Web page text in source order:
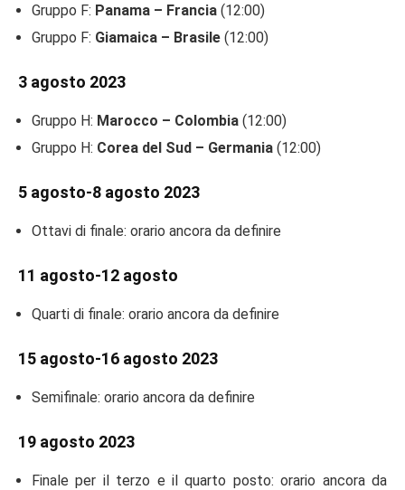
Gruppo F: Panama – Francia (12:00)
Gruppo F: Giamaica – Brasile (12:00)
3 agosto 2023
Gruppo H: Marocco – Colombia (12:00)
Gruppo H: Corea del Sud – Germania (12:00)
5 agosto-8 agosto 2023
Ottavi di finale: orario ancora da definire
11 agosto-12 agosto
Quarti di finale: orario ancora da definire
15 agosto-16 agosto 2023
Semifinale: orario ancora da definire
19 agosto 2023
Finale per il terzo e il quarto posto: orario ancora da